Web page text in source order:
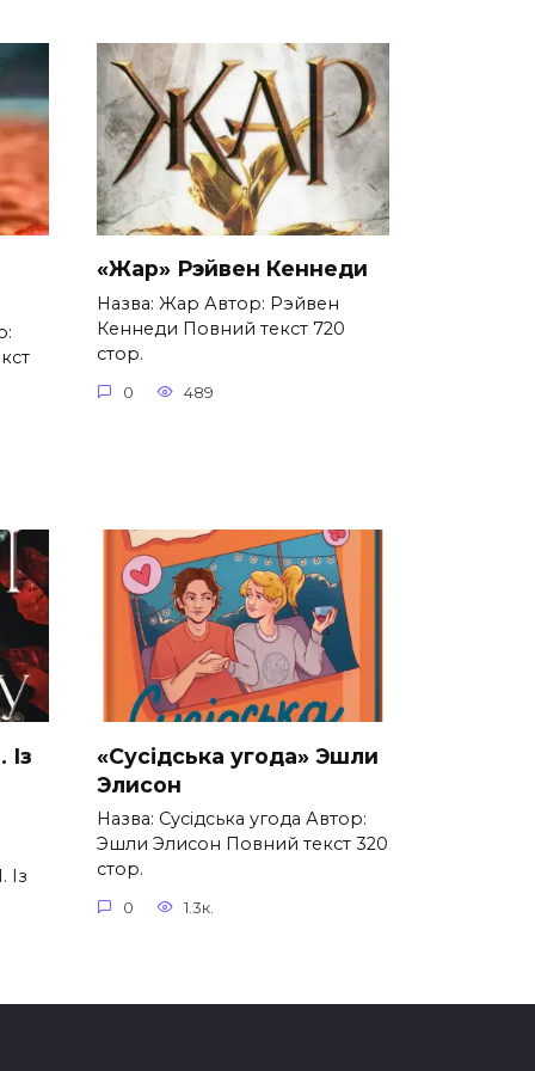
«Жар» Рэйвен Кеннеди
Назва: Жар Автор: Рэйвен
Кеннеди Повний текст 720
стор.
0 489
Із
Із
«Сусідська угода» Эшли
Элисон
Назва: Сусідська угода Автор:
Эшли Элисон Повний текст 320
стор.
0 1.3к.